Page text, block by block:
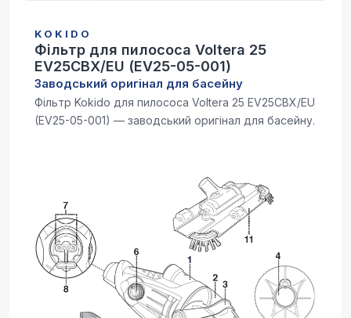
KOKIDO
Фільтр для пилососа Voltera 25
EV25CBX/EU (EV25-05-001)
Заводський оригінал для басейну
Фільтр Kokido для пилососа Voltera 25 EV25CBX/EU
(EV25-05-001) — заводський оригінал для басейну.